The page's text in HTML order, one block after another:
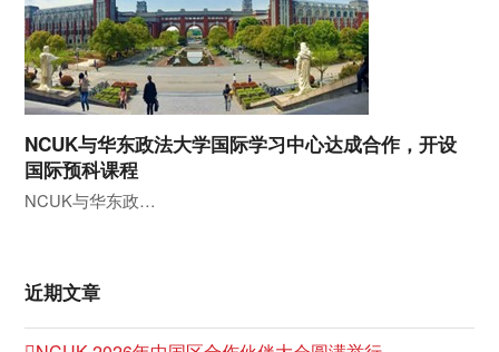
NCUK与华东政法大学国际学习中心达成合作，开设
国际预科课程
NCUK与华东政…
近期文章